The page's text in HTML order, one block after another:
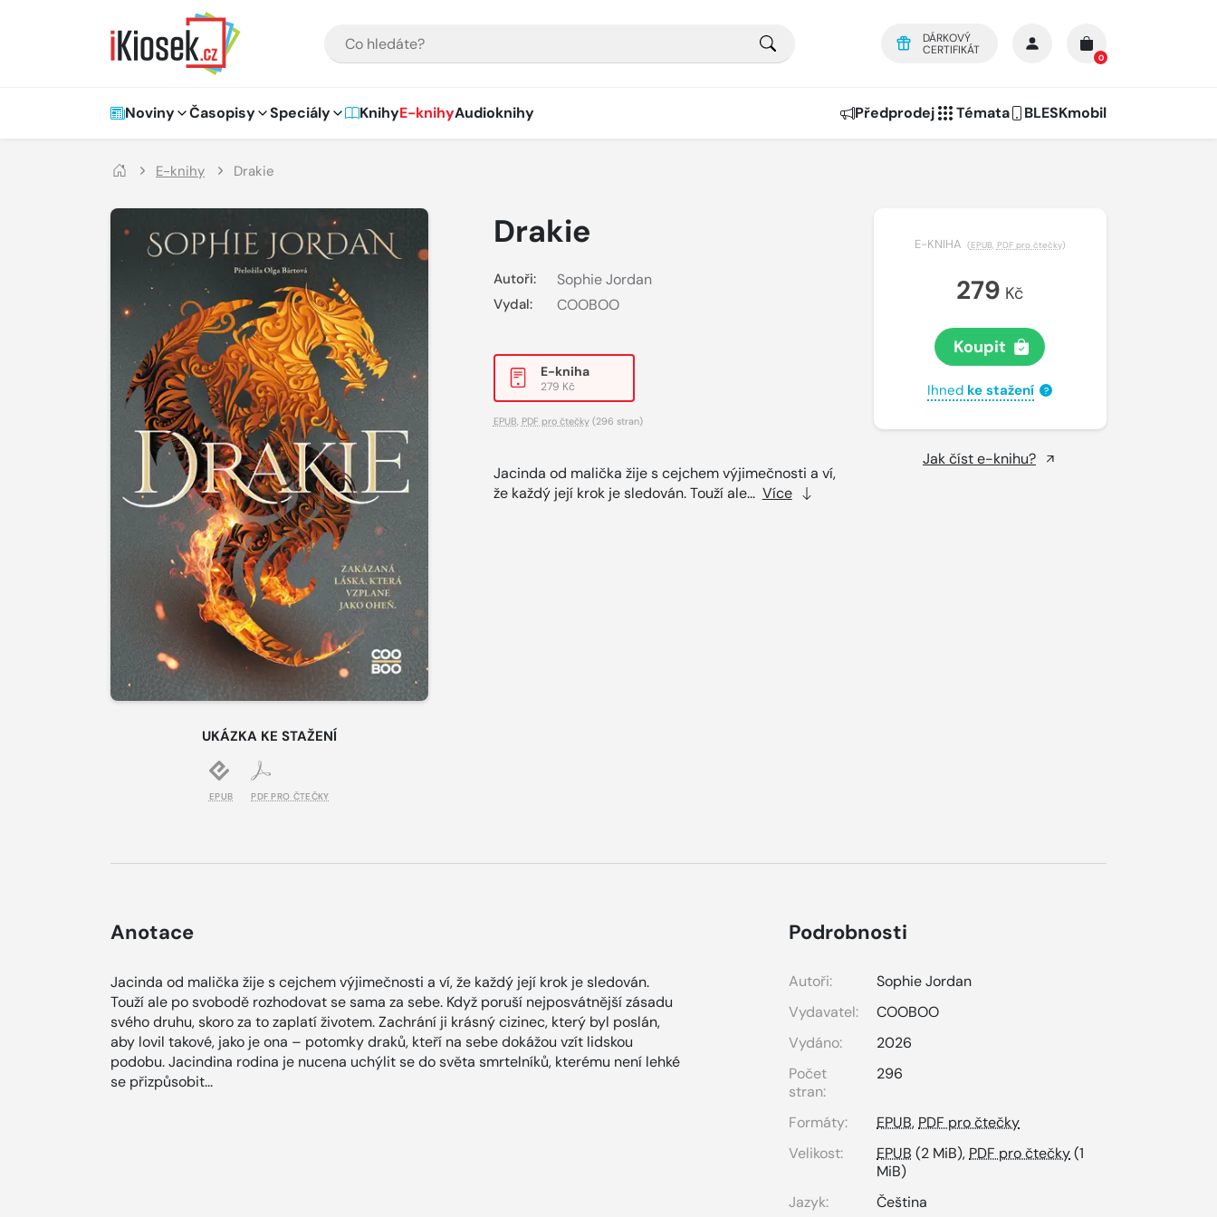
DÁRKOVÝ
CERTIFIKÁT
0
Hlavní navigace
Noviny Časopisy Speciály KnihyE-knihyAudioknihy Předprodej Témata BLESKmobil
E-knihy Drakie
UKÁZKA KE STAŽENÍ
EPUB PDF PRO ČTEČKY
Drakie
Autoři: Sophie Jordan
Vydal: COOBOO
E-kniha
279 Kč
EPUB PDF pro čtečky(296 stran)
Jacinda od malička žije s cejchem výjimečnosti a ví,
že každý její krok je sledován. Touží ale... Více
E-KNIHA (EPUB, PDF pro čtečky)
279 Kč
Koupit
Ihned ke stažení ?
Jak číst e-knihu?
Anotace
Jacinda od malička žije s cejchem výjimečnosti a ví, že každý její krok je sledován.
Touží ale po svobodě rozhodovat se sama za sebe. Když poruší nejposvátnější zásadu
svého druhu, skoro za to zaplatí životem. Zachrání ji krásný cizinec, který byl poslán,
aby lovil takové, jako je ona – potomky draků, kteří na sebe dokážou vzít lidskou
podobu. Jacindina rodina je nucena uchýlit se do světa smrtelníků, kterému není lehké
se přizpůsobit...
Podrobnosti
Autoři:
Sophie Jordan
Vydavatel:
COOBOO
Vydáno:
2026
Počet
stran:
296
Formáty: EPUB,PDF pro čtečky
Velikost:
EPUB (2 MiB),PDF pro čtečky(1
MiB)
Jazyk:
Čeština